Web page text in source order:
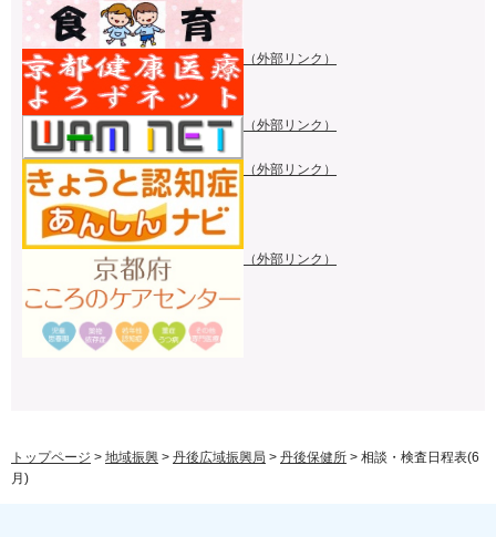
（外部リンク）
（外部リンク）
（外部リンク）
（外部リンク）
トップページ > 地域振興 > 丹後広域振興局 > 丹後保健所 > 相談・検査日程表(6
月)